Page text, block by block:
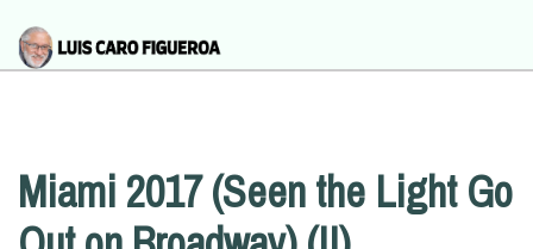
Miami 2017 (Seen the Light Go